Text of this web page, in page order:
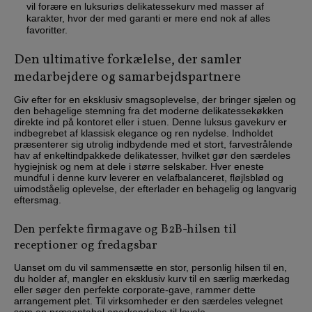
vil forære en luksuriøs delikatessekurv med masser af
karakter, hvor der med garanti er mere end nok af alles
favoritter.
Den ultimative forkælelse, der samler
medarbejdere og samarbejdspartnere
Giv efter for en eksklusiv smagsoplevelse, der bringer sjælen og
den behagelige stemning fra det moderne delikatessekøkken
direkte ind på kontoret eller i stuen. Denne luksus gavekurv er
indbegrebet af klassisk elegance og ren nydelse. Indholdet
præsenterer sig utrolig indbydende med et stort, farvestrålende
hav af enkeltindpakkede delikatesser, hvilket gør den særdeles
hygiejnisk og nem at dele i større selskaber. Hver eneste
mundful i denne kurv leverer en velafbalanceret, fløjlsblød og
uimodståelig oplevelse, der efterlader en behagelig og langvarig
eftersmag.
Den perfekte firmagave og B2B-hilsen til
receptioner og fredagsbar
Uanset om du vil sammensætte en stor, personlig hilsen til en,
du holder af, mangler en eksklusiv kurv til en særlig mærkedag
eller søger den perfekte corporate-gave, rammer dette
arrangement plet. Til virksomheder er den særdeles velegnet